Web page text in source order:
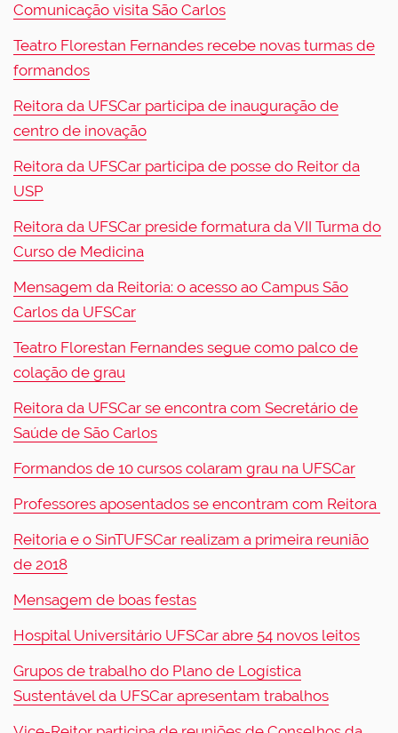
Comunicação visita São Carlos
Teatro Florestan Fernandes recebe novas turmas de
formandos
Reitora da UFSCar participa de inauguração de
centro de inovação
Reitora da UFSCar participa de posse do Reitor da
USP
Reitora da UFSCar preside formatura da VII Turma do
Curso de Medicina
Mensagem da Reitoria: o acesso ao Campus São
Carlos da UFSCar
Teatro Florestan Fernandes segue como palco de
colação de grau
Reitora da UFSCar se encontra com Secretário de
Saúde de São Carlos
Formandos de 10 cursos colaram grau na UFSCar
Professores aposentados se encontram com Reitora
Reitoria e o SinTUFSCar realizam a primeira reunião
de 2018
Mensagem de boas festas
Hospital Universitário UFSCar abre 54 novos leitos
Grupos de trabalho do Plano de Logística
Sustentável da UFSCar apresentam trabalhos